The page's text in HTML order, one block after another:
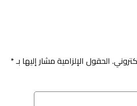
الحقول الإلزامية مشار إليها بـ*